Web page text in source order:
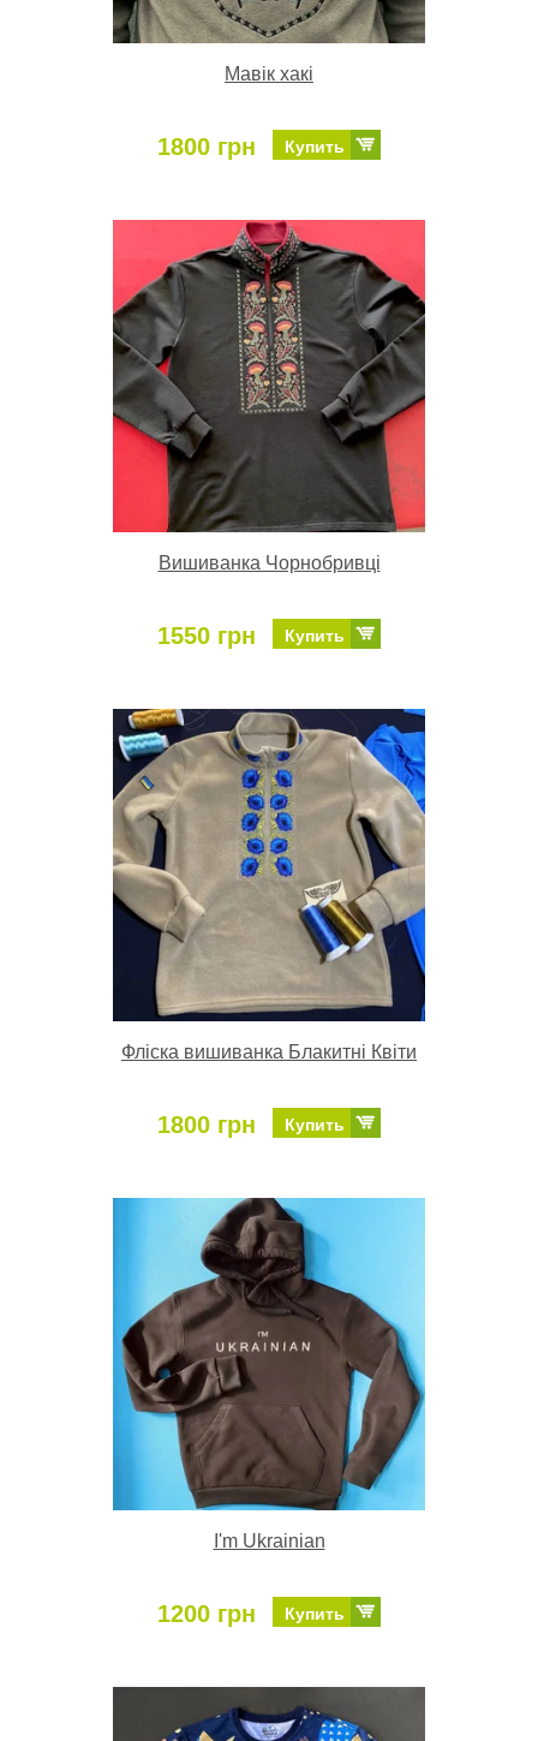
Мавік хакі
1800 грн Купить
Вишиванка Чорнобривці
1550 грн Купить
Фліска вишиванка Блакитні Квіти
1800 грн Купить
I'm Ukrainian
1200 грн Купить